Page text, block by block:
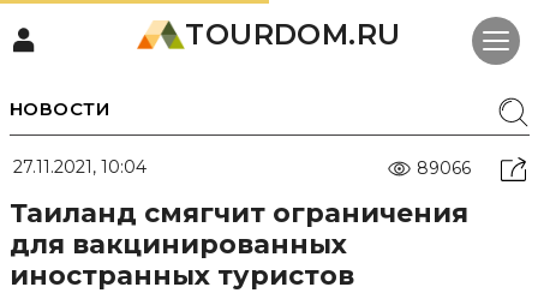
TOURDOM.RU
НОВОСТИ
27.11.2021, 10:04 89066
Таиланд смягчит ограничения
для вакцинированных
иностранных туристов